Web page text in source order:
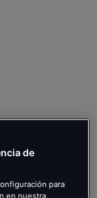
de
para
en nuestra